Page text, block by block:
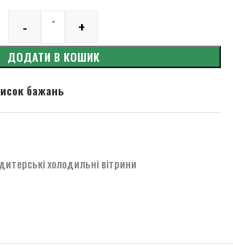
Quantity
- +
ДОДАТИ В КОШИК
бажань
холодильні вітрини